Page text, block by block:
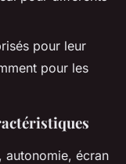
pour leur
pour les
autonomie, écran